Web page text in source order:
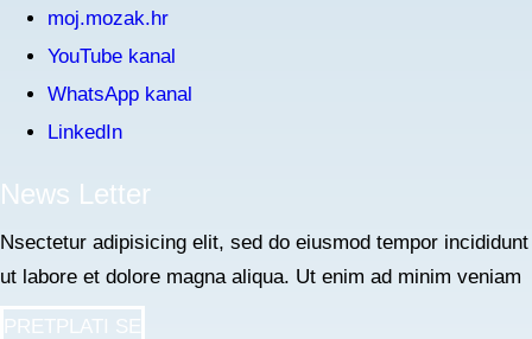
moj.mozak.hr
YouTube kanal
WhatsApp kanal
LinkedIn
News Letter
Nsectetur adipisicing elit, sed do eiusmod tempor incididunt
ut labore et dolore magna aliqua. Ut enim ad minim veniam
PRETPLATI SE